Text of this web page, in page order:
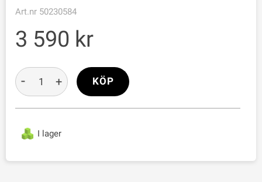
Art.nr 50230584
3 590
I lager
- + KÖP